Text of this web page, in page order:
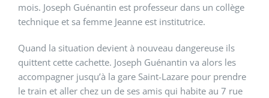
mois. Joseph Guénantin est professeur dans un collège
technique et sa femme Jeanne est institutrice.
Quand la situation devient à nouveau dangereuse ils
quittent cette cachette. Joseph Guénantin va alors les
accompagner jusqu’à la gare Saint-Lazare pour prendre
le train et aller chez un de ses amis qui habite au 7 rue